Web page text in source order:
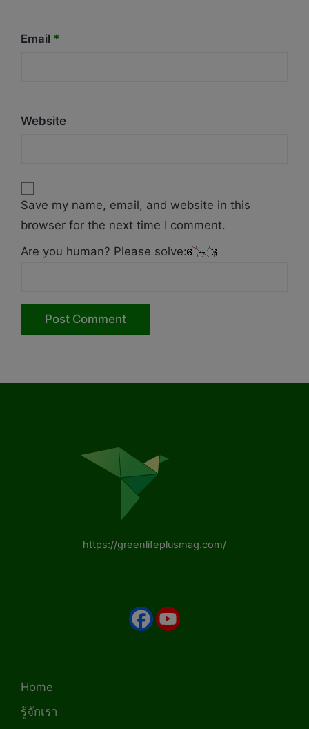
Email *
Website
Save my name, email, and website in this
browser for the next time I comment.
Are you human? Please solve:
https://greenlifeplusmag.com/
Home
รู้จักเรา